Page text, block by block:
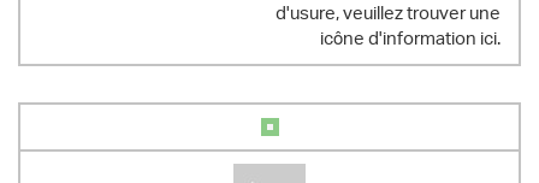
d'usure, veuillez trouver une
icône d'information ici.